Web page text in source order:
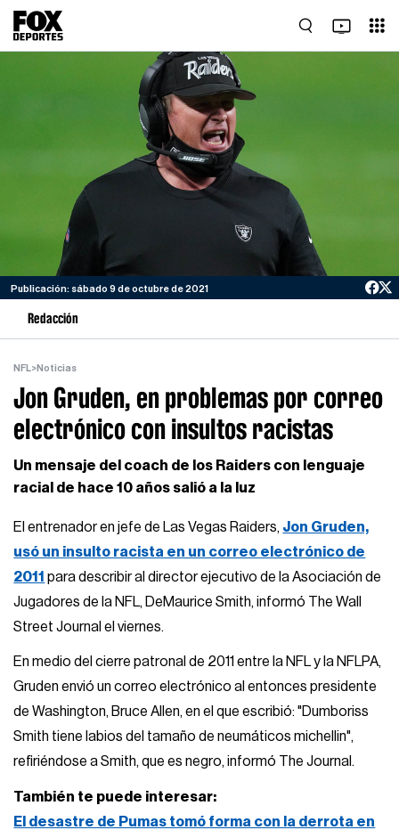
Publicación: sábado 9 de octubre de 2021
Redacción
NFL>Noticias
Jon Gruden, en problemas por correo
electrónico con insultos racistas
Un mensaje del coach de los Raiders con lenguaje
racial de hace 10 años salió a la luz
El entrenador en jefe de Las Vegas Raiders, Jon Gruden,
usó un insulto racista en un correo electrónico de
2011 para describir al director ejecutivo de la Asociación de
Jugadores de la NFL, DeMaurice Smith, informó The Wall
Street Journal el viernes.
En medio del cierre patronal de 2011 entre la NFL y la NFLPA,
Gruden envió un correo electrónico al entonces presidente
de Washington, Bruce Allen, en el que escribió: "Dumboriss
Smith tiene labios del tamaño de neumáticos michellin",
refiriéndose a Smith, que es negro, informó The Journal.
También te puede interesar:
El desastre de Pumas tomó forma con la derrota en